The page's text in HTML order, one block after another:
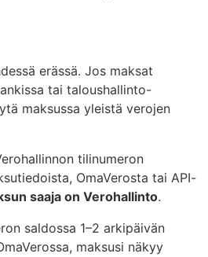
erässä. Jos maksat
tai taloushallinto-
maksussa yleistä verojen
tilinumeron
OmaVerosta tai API-
saaja on Verohallinto.
saldossa 1–2 arkipäivän
maksusi näkyy